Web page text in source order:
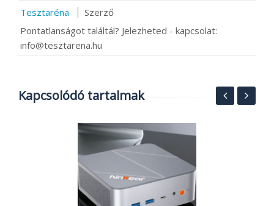
Tesztaréna
Szerző
Pontatlanságot találtál? Jelezheted - kapcsolat:
info@tesztarena.hu
Kapcsolódó tartalmak